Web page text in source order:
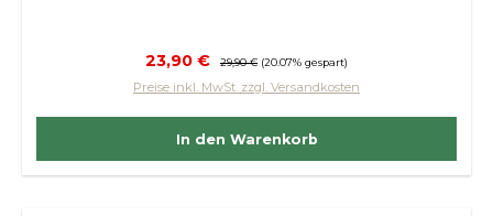
Verkaufspreis:
23,90 € Regulärer Preis:
29,90 € (20.07% gespart)
Preise inkl. MwSt. zzgl. Versandkosten
In den Warenkorb